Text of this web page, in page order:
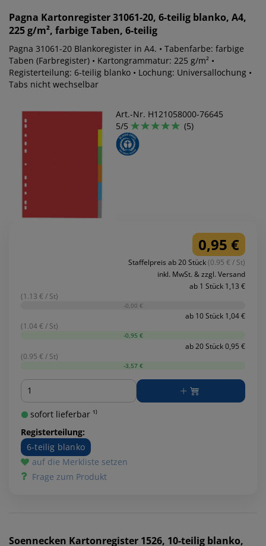
Pagna Kartonregister 31061-20, 6-teilig blanko, A4,
225 g/m², farbige Taben, 6-teilig
Pagna 31061-20 Blankoregister in A4. • Tabenfarbe: farbige
Taben (Farbregister) • Kartongrammatur: 225 g/m² •
Registerteilung: 6-teilig blanko • Lochung: Universallochung •
Tabs nicht wechselbar
Art.-Nr. H121058000-76645
5/5
(5)
0,95 €
Staffelpreis ab 20 Stück(0.95 € / St)
inkl. MwSt. & zzgl. Versand
ab 1 Stück 1,13 €
(1.13 € / St)
-0,00 €
ab 10 Stück 1,04 €
(1.04 € / St)
-0,95 €
ab 20 Stück 0,95 €
(0.95 € / St)
-3,57 €
Menge
sofort lieferbar ¹⁾
Registerteilung:
6-teilig blanko
auf die Merkliste setzen
Frage zum Produkt
Soennecken Kartonregister 1526, 10-teilig blanko,